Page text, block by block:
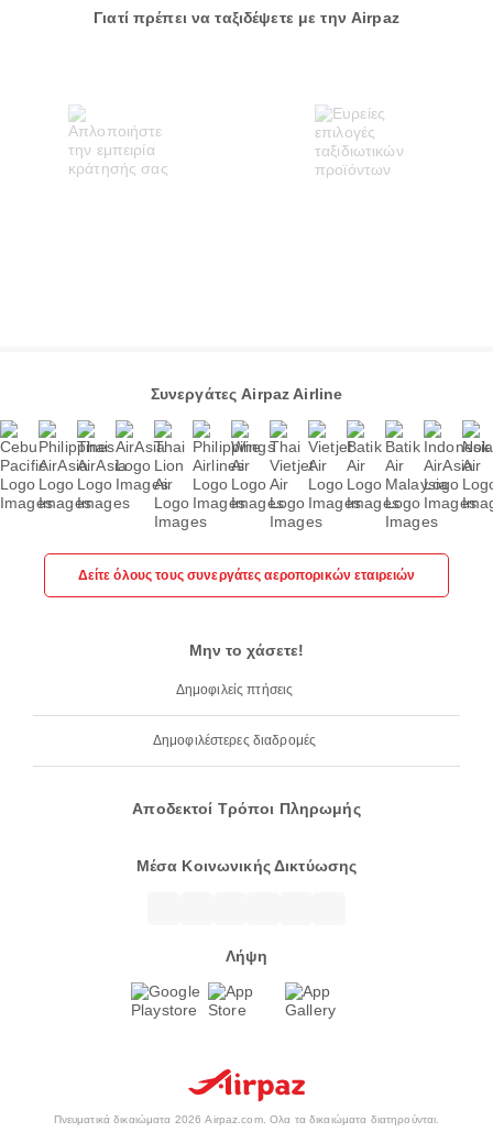
Γιατί πρέπει να ταξιδέψετε με την Airpaz
Συνεργάτες Airpaz Airline
Δείτε όλους τους συνεργάτες αεροπορικών εταιρειών
Μην το χάσετε!
Δημοφιλείς πτήσεις
Δημοφιλέστερες διαδρομές
Αποδεκτοί Τρόποι Πληρωμής
Μέσα Κοινωνικής Δικτύωσης
Λήψη
Πνευματικά δικαιώματα 2026 Airpaz.com. Ολα τα δικαιώματα διατηρούνται.